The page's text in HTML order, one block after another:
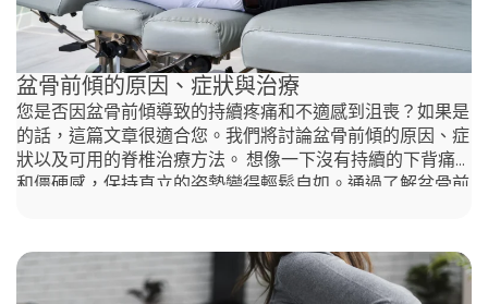
盆骨前傾的原因、症狀與治療
您是否因盆骨前傾導致的持續疼痛和不適感到沮喪？如果是
的話，這篇文章很適合您。我們將討論盆骨前傾的原因、症
狀以及可用的脊椎治療方法。 想像一下沒有持續的下背痛
和僵硬感，保持直立的姿勢變得輕鬆自如。通過了解盆骨前
症狀，並解釋它可能如何影響您的日常生活。 什麼是盆骨
前傾？ 盆骨前傾是一種姿勢問題，當盆骨向前傾斜時，會